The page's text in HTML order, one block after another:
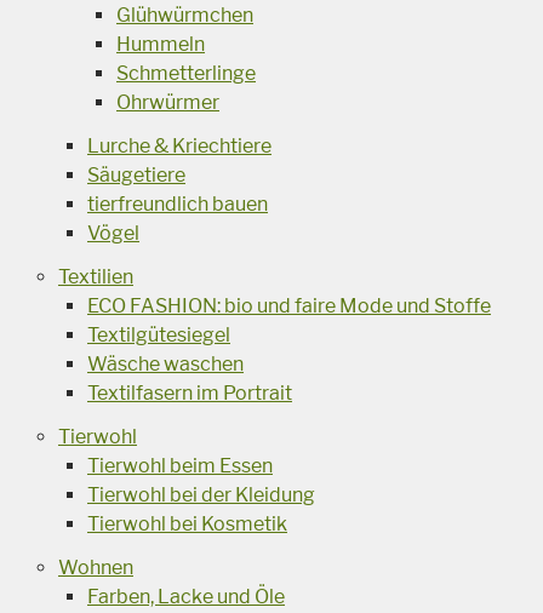
Glühwürmchen
Hummeln
Schmetterlinge
Ohrwürmer
Lurche & Kriechtiere
Säugetiere
tierfreundlich bauen
Vögel
Textilien
ECO FASHION: bio und faire Mode und Stoffe
Textilgütesiegel
Wäsche waschen
Textilfasern im Portrait
Tierwohl
Tierwohl beim Essen
Tierwohl bei der Kleidung
Tierwohl bei Kosmetik
Wohnen
Farben, Lacke und Öle